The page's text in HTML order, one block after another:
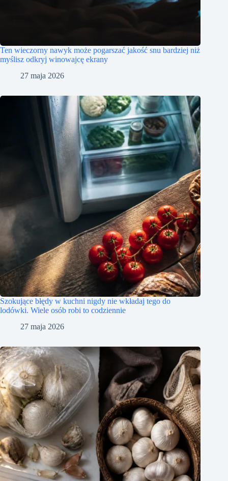
Ten wieczorny nawyk może pogarszać jakość snu bardziej niż
myślisz odkryj winowajcę ekrany
27 maja 2026
Szokujące błędy w kuchni nigdy nie wkładaj tego do
lodówki. Wiele osób robi to codziennie
27 maja 2026